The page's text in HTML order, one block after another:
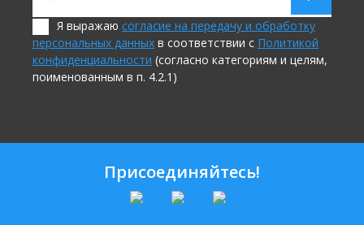
Я выражаю согласие на передачу и обработку
персональных данных в соответствии с Политикой
конфиденциальности (согласно категориям и целям,
поименованным в п. 4.2.1)
Присоединяйтесь!